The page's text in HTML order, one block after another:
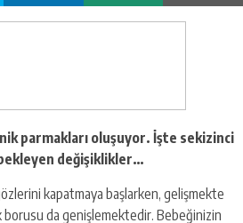
parmakları oluşuyor. İşte sekizinci
değişiklikler…
kapatmaya başlarken, gelişmekte
da genişlemektedir. Bebeğinizin